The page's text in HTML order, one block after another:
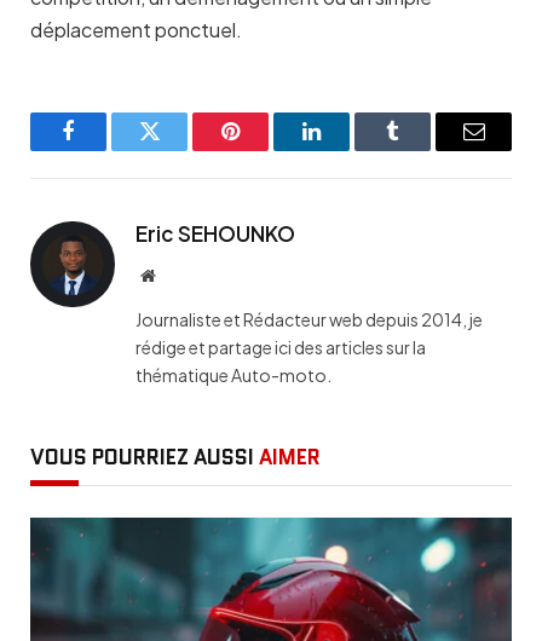
déplacement ponctuel.
FacebookTwitter Pinterest LinkedInTumblr Email
Eric SEHOUNKO
Website
Journaliste et Rédacteur web depuis 2014, je
rédige et partage ici des articles sur la
thématique Auto-moto.
VOUS POURRIEZ AUSSI AIMER